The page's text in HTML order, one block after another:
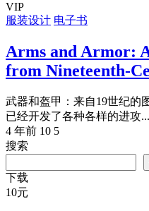
VIP
服装设计 电子书
Arms and Armor:
from Nineteenth-
武器和盔甲：来自19世纪的
已经开发了各种各样的进攻...
4 年前 10 5
搜索
下载
10元